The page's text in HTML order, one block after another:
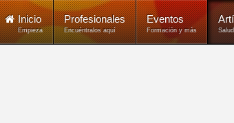
Inicio
Empieza
Profesionales
Encuéntralos aquí
Eventos
Formación y más Salud